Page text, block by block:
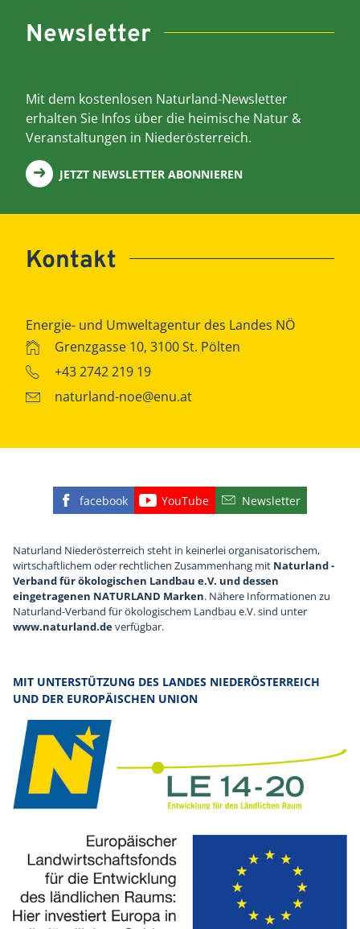
Newsletter
Mit dem kostenlosen Naturland-Newsletter
erhalten Sie Infos über die heimische Natur &
Veranstaltungen in Niederösterreich.
JETZT NEWSLETTER ABONNIEREN
Kontakt
Energie- und Umweltagentur des Landes NÖ
Grenzgasse 10, 3100 St. Pölten
+43 2742 219 19
naturland-noe@enu.at
Finden Sie die eNu auf Facebook
facebook Besuchen Sie den
YouTube Abonnieren Sie
Newsletter
Naturland Niederösterreich steht in keinerlei organisatorischem,
wirtschaftlichem oder rechtlichen Zusammenhang mit Naturland -
Verband für ökologischen Landbau e.V. und dessen
eingetragenen NATURLAND Marken. Nähere Informationen zu
Naturland-Verband für ökologischem Landbau e.V. sind unter
www.naturland.deverfügbar.
MIT UNTERSTÜTZUNG DES LANDES NIEDERÖSTERREICH
UND DER EUROPÄISCHEN UNION